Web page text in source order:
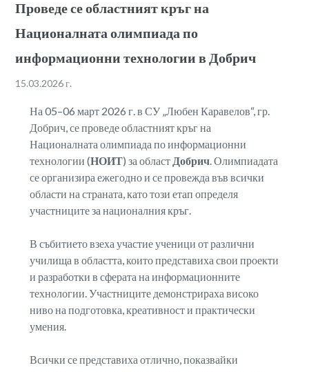
Проведе се областният кръг на
Националната олимпиада по
информационни технологии в Добрич
15.03.2026 г.
На 05–06 март 2026 г. в СУ „Любен Каравелов“, гр.
Добрич, се проведе областният кръг на
Националната олимпиада по информационни
технологии (НОИТ) за област Добрич. Олимпиадата
се организира ежегодно и се провежда във всички
области на страната, като този етап определя
участниците за националния кръг.
В събитието взеха участие ученици от различни
училища в областта, които представиха свои проекти
и разработки в сферата на информационните
технологии. Участниците демонстрираха високо
ниво на подготовка, креативност и практически
умения.
Всички се представиха отлично, показвайки